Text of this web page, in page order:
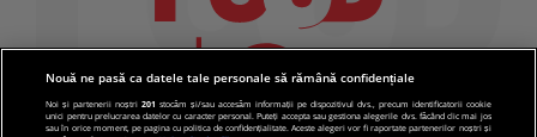
Nouă ne pasă ca datele tale personale să rămână confidențiale
Noi și partenerii noștri201 stocăm și/sau accesăm informații pe dispozitivul dvs., precum identificatorii cookie
unici pentru prelucrarea datelor cu caracter personal. Puteți accepta sau gestiona alegerile dvs. făcând clic mai jos
sau în orice moment, pe pagina cu politica de confidențialitate. Aceste alegeri vor fi raportate partenerilor noștri și